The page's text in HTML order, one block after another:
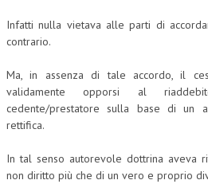
DIRITTO DELLE IMPRESE IN CRISI
SICUREZZA SUL LAVORO
FISCO
FISCALITÀ INTERNAZIONALE
Infatti nulla vietava alle parti di
contrario.
Ma, in assenza di tale accordo, il
validamente opporsi al
cedente/prestatore sulla base di un
rettifica.
In tal senso autorevole dottrina aveva
non diritto più che di un vero e proprio